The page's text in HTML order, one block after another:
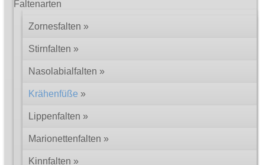
Faltenarten
Zornesfalten
Stirnfalten
Nasolabialfalten
Krähenfüße
Lippenfalten
Marionettenfalten
Kinnfalten